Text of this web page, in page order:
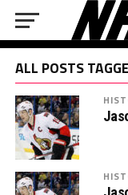
ALL POSTS